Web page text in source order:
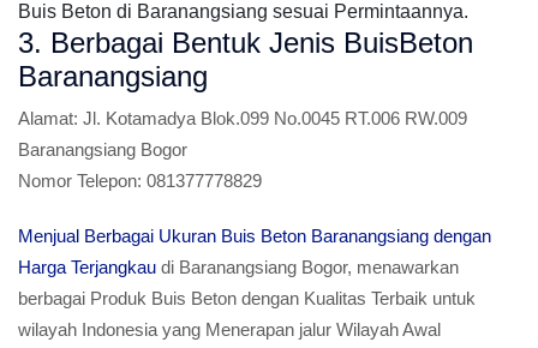
Buis Beton di Baranangsiang sesuai Permintaannya.
3. Berbagai Bentuk Jenis BuisBeton
Baranangsiang
Alamat: Jl. Kotamadya Blok.099 No.0045 RT.006 RW.009
Baranangsiang Bogor
Nomor Telepon: 081377778829
Menjual Berbagai Ukuran Buis Beton Baranangsiang dengan
Harga Terjangkau di Baranangsiang Bogor, menawarkan
berbagai Produk Buis Beton dengan Kualitas Terbaik untuk
wilayah Indonesia yang Menerapan jalur Wilayah Awal